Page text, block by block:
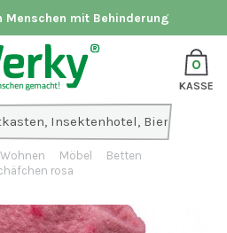
Menschen mit Behinderung
0
KASSE
Wohnen Möbel
Betten
rosa